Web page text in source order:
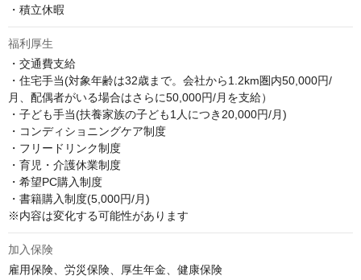
・積立休暇
福利厚生
・交通費支給
・住宅手当(対象年齢は32歳まで。会社から1.2km圏内50,000円/
月、配偶者がいる場合はさらに50,000円/月を支給）
・子ども手当(扶養家族の子ども1人につき20,000円/月)
・コンディショニングケア制度
・フリードリンク制度
・育児・介護休業制度
・希望PC購入制度
・書籍購入制度(5,000円/月)
※内容は変化する可能性があります
加入保険
雇用保険、労災保険、厚生年金、健康保険